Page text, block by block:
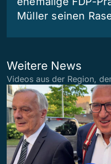
Müller seinen
Weitere News
Videos aus der Region,